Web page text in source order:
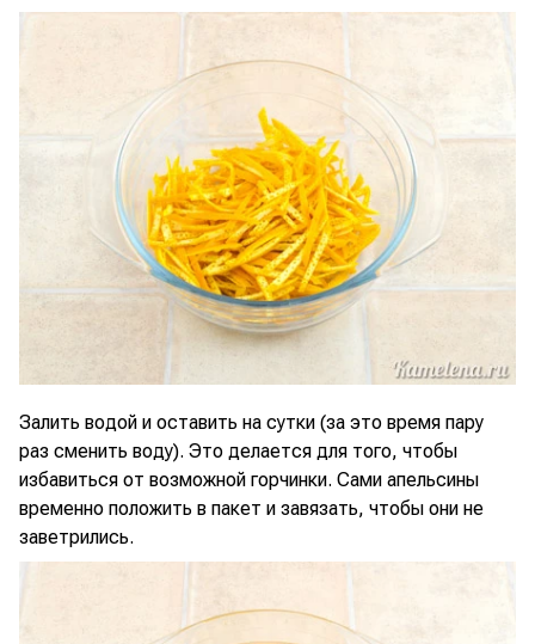
Залить водой и оставить на сутки (за это время пару
раз сменить воду). Это делается для того, чтобы
избавиться от возможной горчинки. Сами апельсины
временно положить в пакет и завязать, чтобы они не
заветрились.